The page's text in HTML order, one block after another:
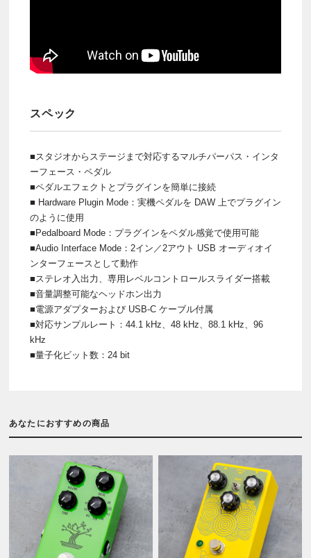
スペック
■スタジオからステージまで対応するマルチパーパス・インタ
ーフェース・ペダル
■ペダルエフェクトとプラグインを簡単に接続
■ Hardware Plugin Mode：実機ペダルを DAW 上でプラグイン
のように使用
■Pedalboard Mode：プラグインをペダル感覚で使用可能
■Audio Interface Mode：2イン／2アウト USB オーディオイ
ンターフェースとして動作
■ステレオ入出力、専用レベルコントロールスライダー搭載
■音量調整可能なヘッドホン出力
■電源アダプターおよび USB-C ケーブル付属
■対応サンプルレート：44.1 kHz、48 kHz、88.1 kHz、96
kHz
■量子化ビット数：24 bit
あなたにおすすめの商品